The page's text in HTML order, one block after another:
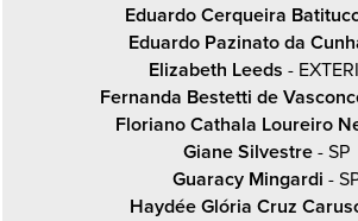
Eduardo Cerqueira
Eduardo Pazinato da
Elizabeth Leeds -
Fernanda Bestetti de
Floriano Cathala Loureiro
Giane Silvestre- SP
Guaracy Mingardi -
Haydée Glória Cruz